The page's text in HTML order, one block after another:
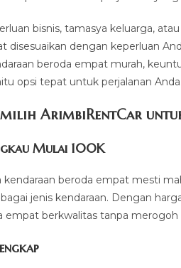
bisnis, tamasya keluarga,
disesuaikan dengan keperluan
beroda empat murah,
opsi tepat untuk perjalanan
ArimbiRentCar
Mulai 100K
kendaraan beroda empat mesti
jenis kendaraan. Dengan
empat berkwalitas tanpa